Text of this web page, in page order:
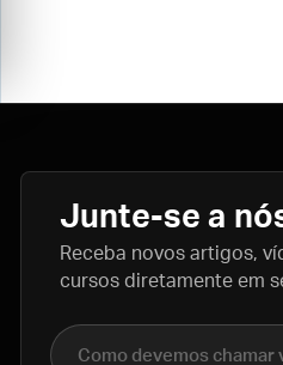
Junte-se a
Receba novos artigos,
cursos diretamente em
Nome completo